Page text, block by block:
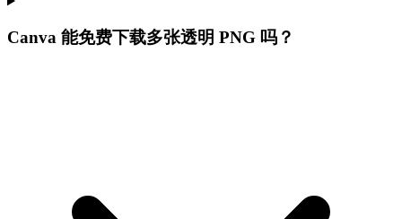
Canva 能免费下载多张透明 PNG 吗？